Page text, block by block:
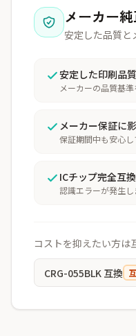
メーカー
安定した品質と
安定した印刷品質
メーカーの品質基
メーカー保証に
保証期間中も安心
ICチップ完全互換
認識エラーが発生し
コストを抑えたい方は
CRG-055BLK 互換